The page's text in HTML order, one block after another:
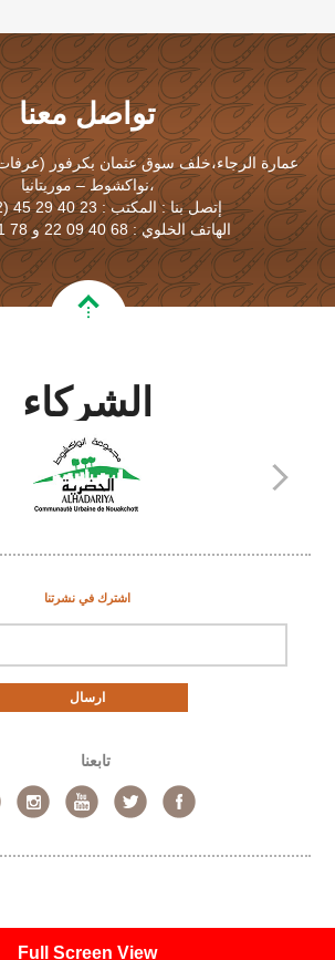
تواصل معنا
،نواكشوط – موريتانيا
إتصل بنا : المكتب : 23 40 29 45 (00222)
الهاتف الخلوي : 68 40 09 22 و 78 81 52 46
الشركاء
اشترك في نشرتنا
ارسال
تابعنا
Full Screen View